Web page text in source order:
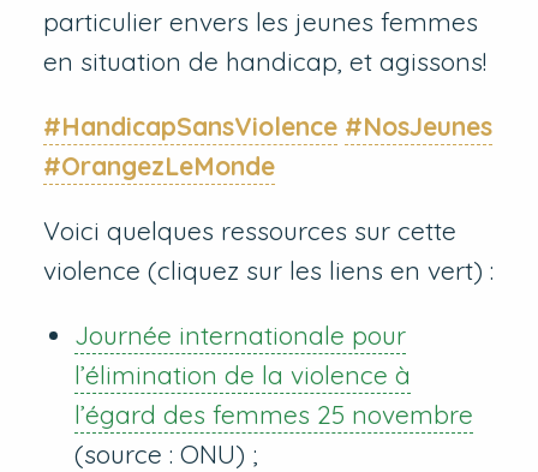
particulier envers les jeunes femmes
en situation de handicap, et agissons!
#HandicapSansViolence #NosJeunes
#OrangezLeMonde
Voici quelques ressources sur cette
violence (cliquez sur les liens en vert) :
Journée internationale pour
l’élimination de la violence à
l’égard des femmes 25 novembre
(source : ONU) ;